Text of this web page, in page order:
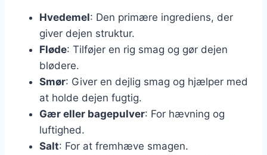
Hvedemel: Den primære ingrediens, der
giver dejen struktur.
Fløde: Tilføjer en rig smag og gør dejen
blødere.
Smør: Giver en dejlig smag og hjælper med
at holde dejen fugtig.
Gær eller bagepulver: For hævning og
luftighed.
Salt: For at fremhæve smagen.